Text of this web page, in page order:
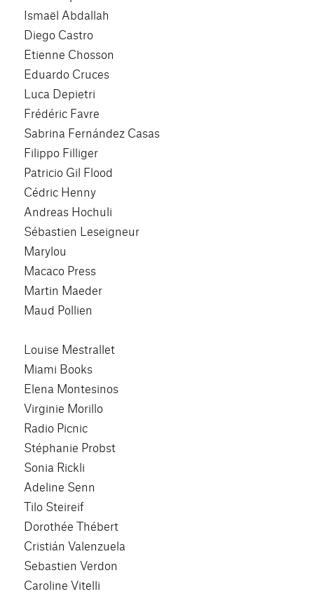
Ismaël Abdallah
Diego Castro
Etienne Chosson
Eduardo Cruces
Luca Depietri
Frédéric Favre
Sabrina Fernández Casas
Filippo Filliger
Patricio Gil Flood
Cédric Henny
Andreas Hochuli
Sébastien Leseigneur
Marylou
Macaco Press
Martin Maeder
Maud Pollien
Louise Mestrallet
Miami Books
Elena Montesinos
Virginie Morillo
Radio Picnic
Stéphanie Probst
Sonia Rickli
Adeline Senn
Tilo Steireif
Dorothée Thébert
Cristián Valenzuela
Sebastien Verdon
Caroline Vitelli